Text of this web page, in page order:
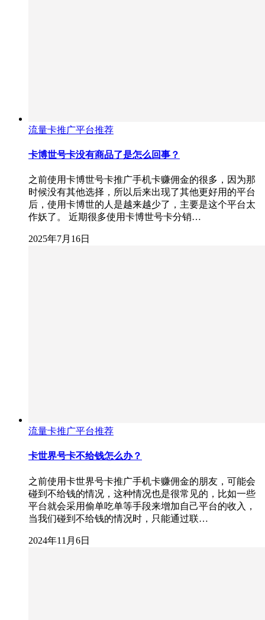
流量卡推广平台推荐
卡博世号卡没有商品了是怎么回事？
之前使用卡博世号卡推广手机卡赚佣金的很多，因为那
时候没有其他选择，所以后来出现了其他更好用的平台
后，使用卡博世的人是越来越少了，主要是这个平台太
作妖了。 近期很多使用卡博世号卡分销…
2025年7月16日
流量卡推广平台推荐
卡世界号卡不给钱怎么办？
之前使用卡世界号卡推广手机卡赚佣金的朋友，可能会
碰到不给钱的情况，这种情况也是很常见的，比如一些
平台就会采用偷单吃单等手段来增加自己平台的收入，
当我们碰到不给钱的情况时，只能通过联…
2024年11月6日